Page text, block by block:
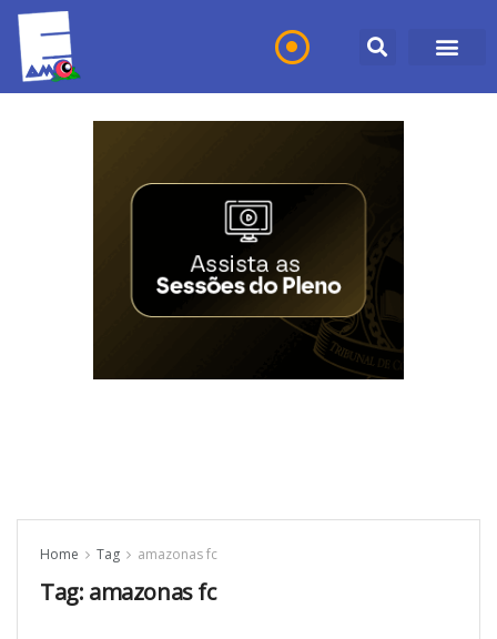
Home Tag amazonas fc
Tag: amazonas fc